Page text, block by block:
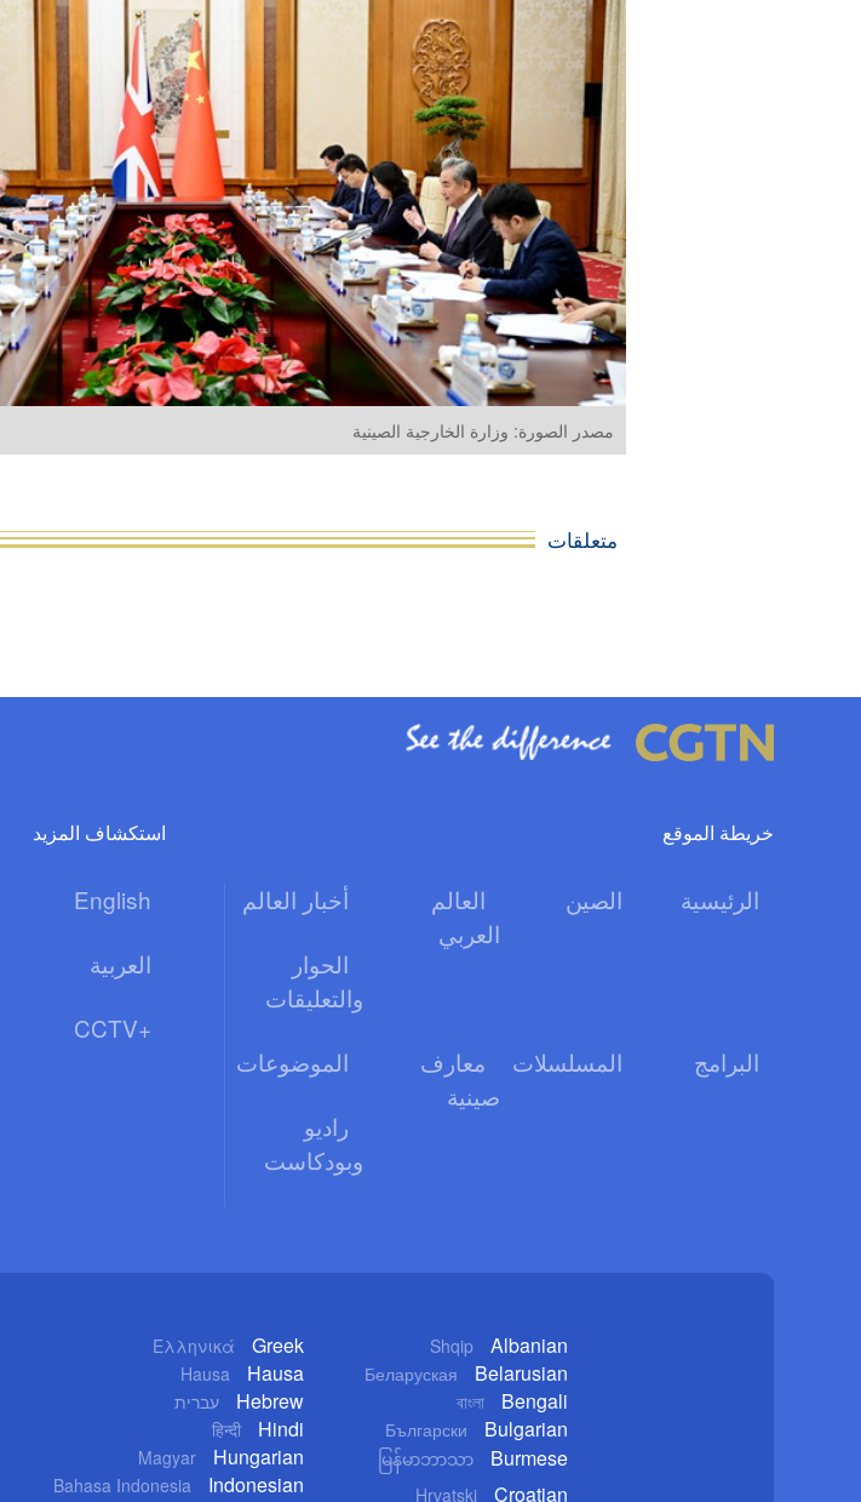
مصدر الصورة: وزارة الخارجية الصينية
متعلقات
خريطة الموقع
الرئيسية الصين
العالم
العربي
أخبار العالم
الحوار
والتعليقات
البرامج
المسلسلات
معارف
صينية
الموضوعات
راديو
وبودكاست
استكشاف المزيد
English
العربية
CCTV+
Shqip Albanian
Беларуская Belarusian
বাংলা Bengali
Български Bulgarian
မြန်မာဘာသာ Burmese
Hrvatski Croatian
Ελληνικά Greek
Hausa Hausa
עברית Hebrew
हिन्दी Hindi
Magyar Hungarian
Bahasa Indonesia Indonesian